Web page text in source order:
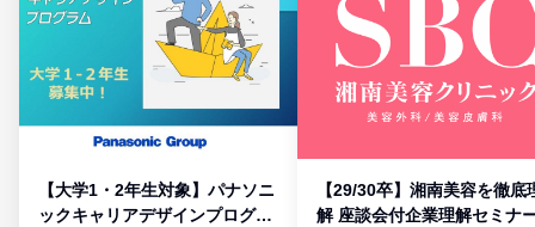
【大学1・2年生対象】パナソニ
ックキャリアデザインプログラ
【29/30卒】湘南美容を徹底
解 座談会付企業理解セミナ